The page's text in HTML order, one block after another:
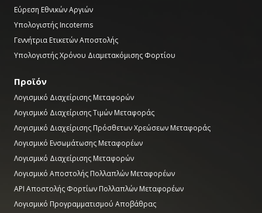
Εύρεση Εθνικών Αργιών
Υπολογιστής Incoterms
Γεννήτρια Ετικετών Αποστολής
Υπολογιστής Χρόνου Διαμετακόμισης Φορτίου
Προϊόν
Λογισμικό Διαχείρισης Μεταφορών
Λογισμικό Διαχείρισης Τιμών Μεταφοράς
Λογισμικό Διαχείρισης Πρόσθετων Χρεώσεων Μεταφοράς
Λογισμικό Ενσωμάτωσης Μεταφορέων
Λογισμικό Διαχείρισης Μεταφορών
Λογισμικό Αποστολής Πολλαπλών Μεταφορέων
API Αποστολής Φορτίων Πολλαπλών Μεταφορέων
Λογισμικό Προγραμματισμού Αποβάθρας